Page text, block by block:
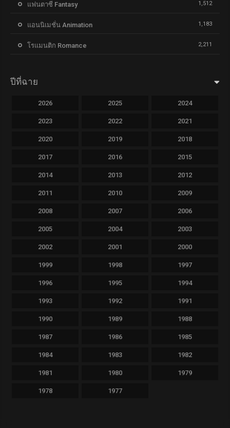
แฟนตาซี Fantasy 1,512
แอนนิเมชั่น Animation 1,183
โรแมนติก Romance 2,211
ปีที่ฉาย
2026 2025 2024
2023 2022 2021
2020 2019 2018
2017 2016 2015
2014 2013 2012
2011 2010 2009
2008 2007 2006
2005 2004 2003
2002 2001 2000
1999 1998 1997
1996 1995 1994
1993 1992 1991
1990 1989 1988
1987 1986 1985
1984 1983 1982
1981 1980 1979
1978 1977